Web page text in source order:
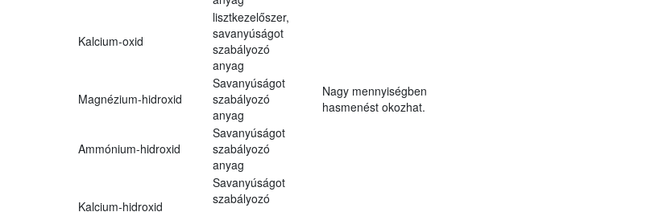
Kalcium-oxid
lisztkezelőszer,
savanyúságot
szabályozó
anyag
Magnézium-hidroxid
Savanyúságot
szabályozó
anyag
Nagy mennyiségben
hasmenést okozhat.
Ammónium-hidroxid
Savanyúságot
szabályozó
anyag
Kalcium-hidroxid
Savanyúságot
szabályozó